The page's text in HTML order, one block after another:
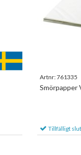
Artnr:761335
Smörpapper
Tillfälligt slut